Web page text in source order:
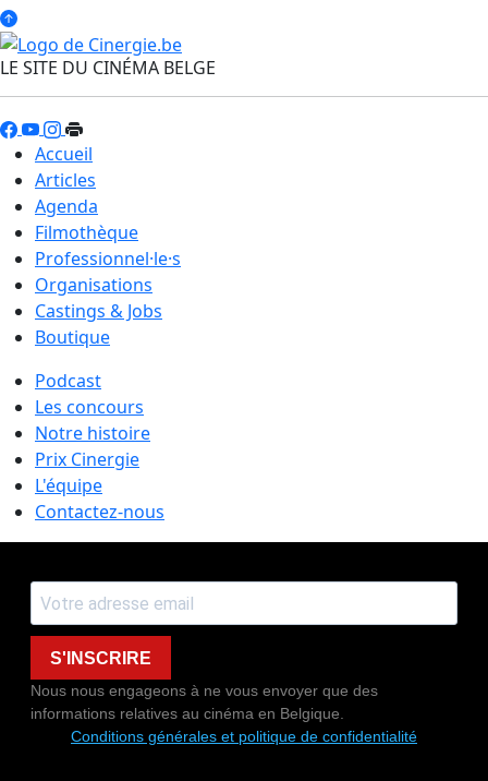
LE SITE DU CINÉMA BELGE
Accueil
Articles
Agenda
Filmothèque
Professionnel·le·s
Organisations
Castings & Jobs
Boutique
Podcast
Les concours
Notre histoire
Prix Cinergie
L'équipe
Contactez-nous
S'INSCRIRE
Nous nous engageons à ne vous envoyer que des
informations relatives au cinéma en Belgique.
Conditions générales et politique de confidentialité